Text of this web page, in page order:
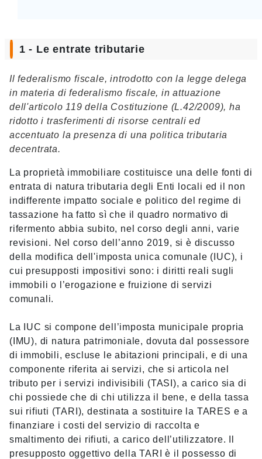
1 - Le entrate tributarie
Il federalismo fiscale, introdotto con la legge delega
in materia di federalismo fiscale, in attuazione
dell'articolo 119 della Costituzione (L.42/2009), ha
ridotto i trasferimenti di risorse centrali ed
accentuato la presenza di una politica tributaria
decentrata.
La proprietà immobiliare costituisce una delle fonti di
entrata di natura tributaria degli Enti locali ed il non
indifferente impatto sociale e politico del regime di
tassazione ha fatto sì che il quadro normativo di
rifermento abbia subito, nel corso degli anni, varie
revisioni. Nel corso dell’anno 2019, si è discusso
della modifica dell'imposta unica comunale (IUC), i
cui presupposti impositivi sono: i diritti reali sugli
immobili o l’erogazione e fruizione di servizi
comunali.
La IUC si compone dell’imposta municipale propria
(IMU), di natura patrimoniale, dovuta dal possessore
di immobili, escluse le abitazioni principali, e di una
componente riferita ai servizi, che si articola nel
tributo per i servizi indivisibili (TASI), a carico sia di
chi possiede che di chi utilizza il bene, e della tassa
sui rifiuti (TARI), destinata a sostituire la TARES e a
finanziare i costi del servizio di raccolta e
smaltimento dei rifiuti, a carico dell’utilizzatore. Il
presupposto oggettivo della TARI è il possesso di